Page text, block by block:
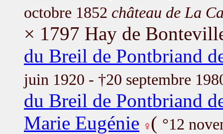
octobre 1852 château de La
× 1797 Hay de
du Breil de Pontbriand
juin 1920 - †20 septembre
du Breil de Pontbriand
Marie Eugénie ( °12